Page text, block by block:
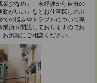
業少なめ」「未経験から自分の
がいい」などお仕事探しのポ
での悩みやトラブルについて専
所を開設しておりますのでお
気軽にご相談ください。